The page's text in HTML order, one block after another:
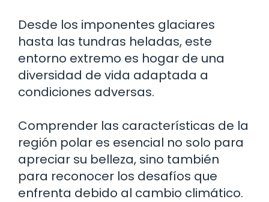
Desde los imponentes glaciares
hasta las tundras heladas, este
entorno extremo es hogar de una
diversidad de vida adaptada a
condiciones adversas.
Comprender las características de la
región polar es esencial no solo para
apreciar su belleza, sino también
para reconocer los desafíos que
enfrenta debido al cambio climático.